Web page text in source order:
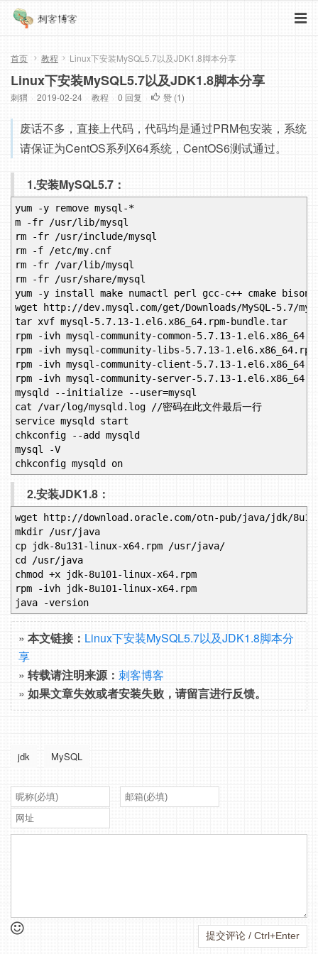
首页 教程 Linux下安装MySQL5.7以及JDK1.8脚本分享
Linux下安装MySQL5.7以及JDK1.8脚本分享
刺猬 · 2019-02-24 · 教程 · 0 回复 · 赞 (1)
废话不多，直接上代码，代码均是通过PRM包安装，系统
请保证为CentOS系列X64系统，CentOS6测试通过。
1.安装MySQL5.7：
yum -y remove mysql-*
m -fr /usr/lib/mysql
rm -fr /usr/include/mysql
rm -f /etc/my.cnf
rm -fr /var/lib/mysql
rm -fr /usr/share/mysql
yum -y install make numactl perl gcc-c++ cmake
wget http://dev.mysql.com/get/Downloads/MySQL-5.7/
tar xvf mysql-5.7.13-1.el6.x86_64.rpm-bundle.tar
rpm -ivh mysql-community-common-5.7.13-
rpm -ivh mysql-community-libs-5.7.13-1.el6.x86_64.rpm
rpm -ivh mysql-community-client-5.7.13-
rpm -ivh mysql-community-server-5.7.13-
mysqld --initialize --user=mysql
cat /var/log/mysqld.log //密码在此文件最后一行
service mysqld start
chkconfig --add mysqld
mysql -V
chkconfig mysqld on
2.安装JDK1.8：
wget http://download.oracle.com/otn-pub/java/jdk/
mkdir /usr/java
cp jdk-8u131-linux-x64.rpm /usr/java/
cd /usr/java
chmod +x jdk-8u101-linux-x64.rpm
rpm -ivh jdk-8u101-linux-x64.rpm
java -version
» 本文链接： Linux下安装MySQL5.7以及JDK1.8脚本分
享
» 转载请注明来源： 刺客博客
» 如果文章失效或者安装失败，请留言进行反馈。
jdk MySQL